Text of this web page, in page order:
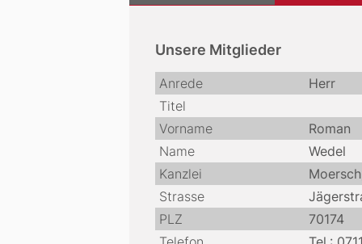
Unsere Mitglieder
Anrede
Herr
Titel
Vorname
Roman
Name
Wedel
Kanzlei
Strasse
PLZ
70174